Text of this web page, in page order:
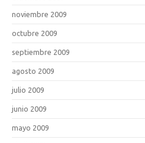
noviembre 2009
octubre 2009
septiembre 2009
agosto 2009
julio 2009
junio 2009
mayo 2009